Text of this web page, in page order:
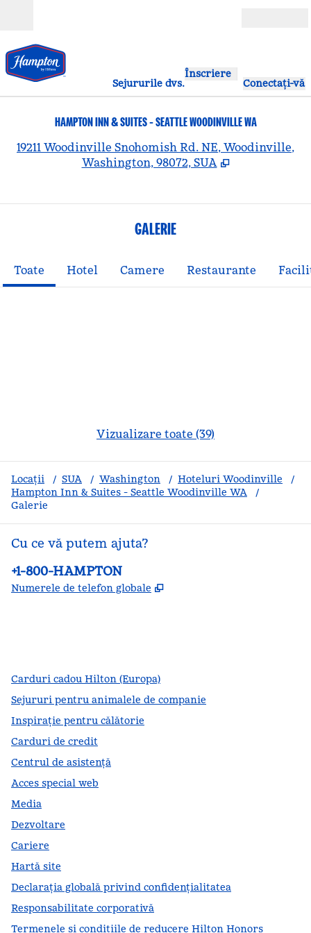
Sejururile dvs.
Înscriere
Conectați-vă
HAMPTON INN & SUITES - SEATTLE WOODINVILLE WA
19211 Woodinville Snohomish Rd. NE, Woodinville,
Washington, 98072, SUA
GALERIE
Toate Hotel Camere Restaurante
Vizualizare toate (39)
Locații / SUA / Washington / Hoteluri Woodinville
/
Hampton Inn & Suites - Seattle Woodinville WA
/
Galerie
Cu ce vă putem ajuta?
Telefon:
+1-800-HAMPTON
Numerele de telefon globale ,
Carduri cadou Hilton (Europa)
Sejururi pentru animalele de companie
Inspirație pentru călătorie
Carduri de credit
Centrul de asistență
Acces special web
Media
Dezvoltare
Cariere
Hartă site
Declarația globală privind confidenţialitatea
Responsabilitate corporativă
Termenele și condițiile de reducere Hilton Honors